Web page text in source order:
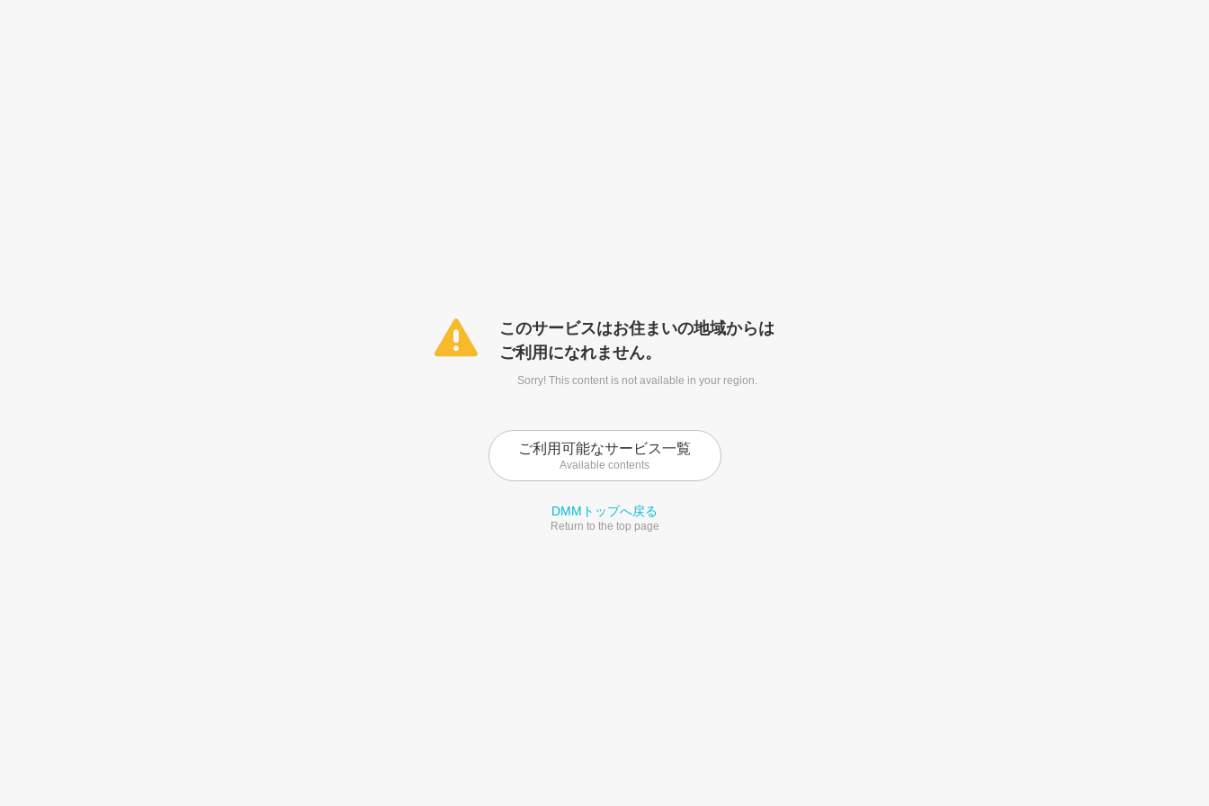
このサービスはお住まいの地域からは
ご利用になれません。
Sorry! This content is not available in your region.
ご利用可能なサービス一覧
Available contents
DMMトップへ戻る
Return to the top page